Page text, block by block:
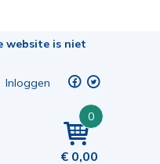
website is niet
Inloggen
0
0,00